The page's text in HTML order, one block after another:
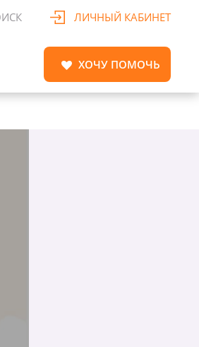
ЛИЧНЫЙ КАБИНЕТ
ХОЧУ ПОМОЧЬ